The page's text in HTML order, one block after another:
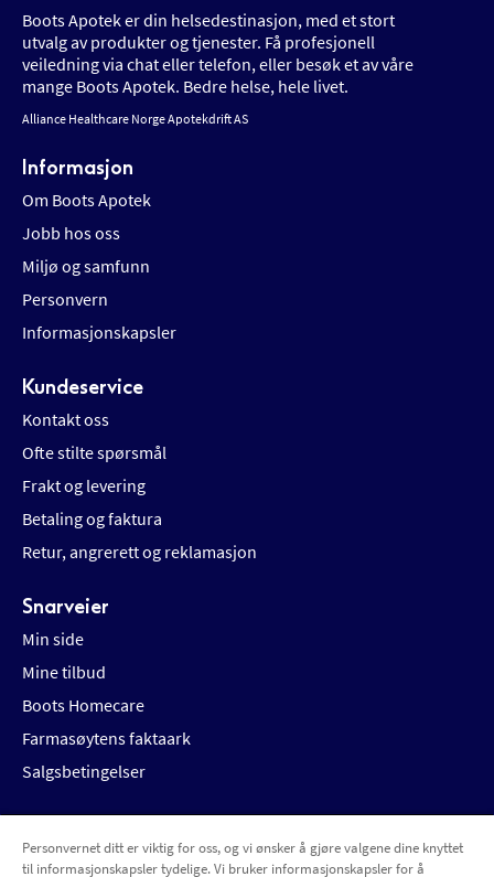
Boots Apotek er din helsedestinasjon, med et stort
utvalg av produkter og tjenester. Få profesjonell
veiledning via chat eller telefon, eller besøk et av våre
mange Boots Apotek. Bedre helse, hele livet.
Alliance Healthcare Norge Apotekdrift AS
Informasjon
Om Boots Apotek
Jobb hos oss
Miljø og samfunn
Personvern
Informasjonskapsler
Kundeservice
Kontakt oss
Ofte stilte spørsmål
Frakt og levering
Betaling og faktura
Retur, angrerett og reklamasjon
Snarveier
Min side
Mine tilbud
Boots Homecare
Farmasøytens faktaark
Salgsbetingelser
Betalingsalternativer Leveringsalternativer
Personvernet ditt er viktig for oss, og vi ønsker å gjøre valgene dine knyttet
til informasjonskapsler tydelige. Vi bruker informasjonskapsler for å